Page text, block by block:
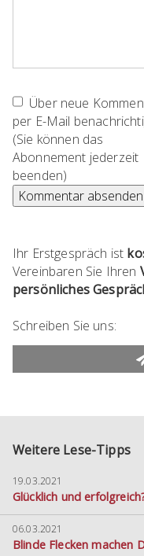
Über neue
per E-Mail
(Sie können das
Abonnement jederzeit
beenden)
Kommentar absenden
Ihr Erstgespräch ist
Vereinbaren Sie Ihren
persönliches
Schreiben Sie uns:
Weitere Lese-Tipps
19.03.2021
Glücklich und
06.03.2021
Blinde Flecken machen